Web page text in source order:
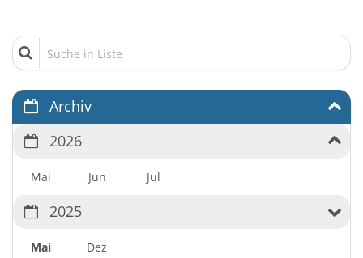
Suche in Liste
Archiv
2026
Mai Jun Jul
2025
Mai Dez